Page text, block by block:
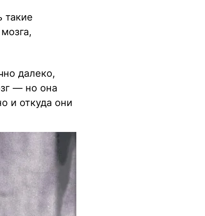
такие
далеко,
— но она
и откуда они